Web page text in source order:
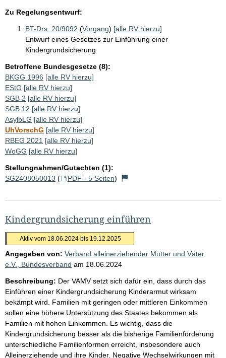
Zu Regelungsentwurf:
BT-Drs. 20/9092 (Vorgang) [alle RV hierzu]
Entwurf eines Gesetzes zur Einführung einer
Kindergrundsicherung
Betroffene Bundesgesetze (8):
BKGG 1996 [alle RV hierzu]
EStG [alle RV hierzu]
SGB 2 [alle RV hierzu]
SGB 12 [alle RV hierzu]
AsylbLG [alle RV hierzu]
UhVorschG [alle RV hierzu]
RBEG 2021 [alle RV hierzu]
WoGG [alle RV hierzu]
Stellungnahmen/Gutachten (1):
SG2408050013 ( PDF - 5 Seiten)
Kindergrundsicherung einführen
Aktiv vom 18.06.2024 bis 19.12.2025
Angegeben von: Verband alleinerziehender Mütter und Väter
e.V., Bundesverband am 18.06.2024
Beschreibung: Der VAMV setzt sich dafür ein, dass durch das
Einführen einer Kindergrundsicherung Kinderarmut wirksam
bekämpt wird. Familien mit geringen oder mittleren Einkommen
sollen eine höhere Untersützung des Staates bekommen als
Familien mit hohen Einkommen. Es wichtig, dass die
Kindergrundsicherung besser als die bisherige Familienförderung
unterschiedliche Familienformen erreicht, insbesondere auch
Alleinerziehende und ihre Kinder. Negative Wechselwirkungen mit